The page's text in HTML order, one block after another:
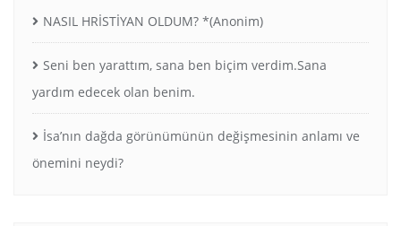
NASIL HRİSTİYAN OLDUM? *(Anonim)
Seni ben yarattım, sana ben biçim verdim.Sana
yardım edecek olan benim.
İsa’nın dağda görünümünün değişmesinin anlamı ve
önemini neydi?